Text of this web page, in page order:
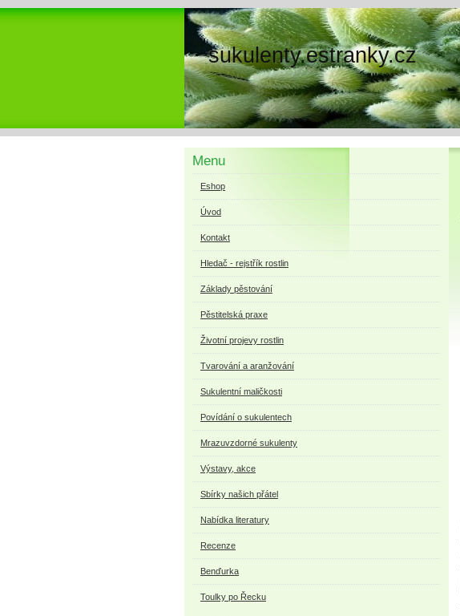
sukulenty.estranky.cz
Menu
Eshop
Úvod
Kontakt
Hledač - rejstřík rostlin
Základy pěstování
Pěstitelská praxe
Životní projevy rostlin
Tvarování a aranžování
Sukulentní maličkosti
Povídání o sukulentech
Mrazuvzdorné sukulenty
Výstavy, akce
Sbírky našich přátel
Nabídka literatury
Recenze
Benďurka
Toulky po Řecku